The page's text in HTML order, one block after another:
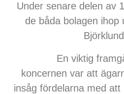
Under senare delen av
de båda bolagen ihop
En viktig
koncernen var att
insåg fördelarna med att